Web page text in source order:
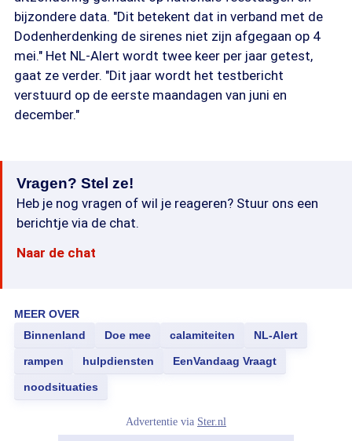
bijzondere data. "Dit betekent dat in verband met de
Dodenherdenking de sirenes niet zijn afgegaan op 4
mei." Het NL-Alert wordt twee keer per jaar getest,
gaat ze verder. "Dit jaar wordt het testbericht
verstuurd op de eerste maandagen van juni en
december."
Vragen? Stel ze!
Heb je nog vragen of wil je reageren? Stuur ons een
berichtje via de chat.
Naar de chat
MEER OVER
Binnenland
Doe mee calamiteiten NL-Alert
rampen hulpdiensten EenVandaag Vraagt
noodsituaties
Advertentie via Ster.nl